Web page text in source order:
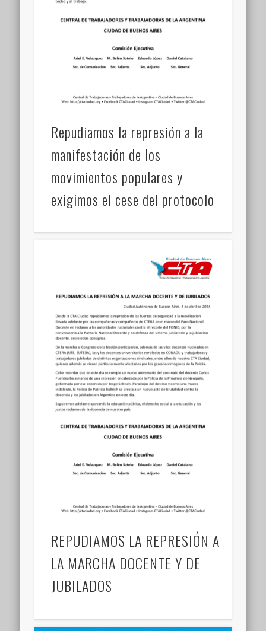
Repudiamos la represión a la
manifestación de los
movimientos populares y
exigimos el cese del protocolo
REPUDIAMOS LA REPRESIÓN A
LA MARCHA DOCENTE Y DE
JUBILADOS